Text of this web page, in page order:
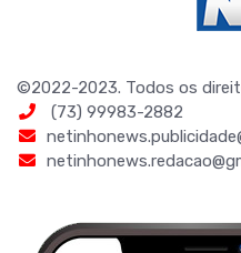
©2022-2023. Todos os
(73) 99983-2882